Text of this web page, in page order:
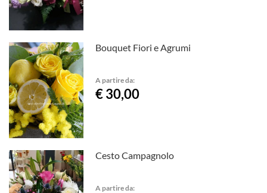
Bouquet Fiori e Agrumi
A partire da:
€ 30,00
Cesto Campagnolo
A partire da: